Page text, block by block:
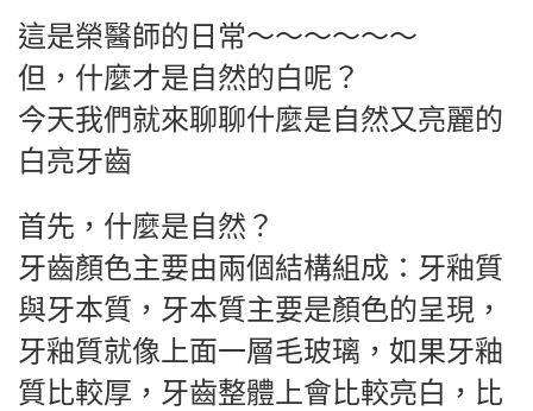
這是榮醫師的日常～～～～～～
但，什麼才是自然的白呢？
今天我們就來聊聊什麼是自然又亮麗的
白亮牙齒
首先，什麼是自然？
牙齒顏色主要由兩個結構組成：牙釉質
與牙本質，牙本質主要是顏色的呈現，
牙釉質就像上面一層毛玻璃，如果牙釉
質比較厚，牙齒整體上會比較亮白，比